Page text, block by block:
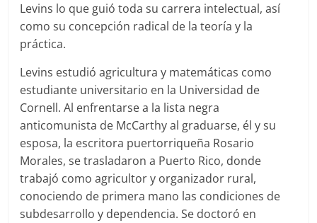
Levins lo que guió toda su carrera intelectual, así
como su concepción radical de la teoría y la
práctica.
Levins estudió agricultura y matemáticas como
estudiante universitario en la Universidad de
Cornell. Al enfrentarse a la lista negra
anticomunista de McCarthy al graduarse, él y su
esposa, la escritora puertorriqueña Rosario
Morales, se trasladaron a Puerto Rico, donde
trabajó como agricultor y organizador rural,
conociendo de primera mano las condiciones de
subdesarrollo y dependencia. Se doctoró en